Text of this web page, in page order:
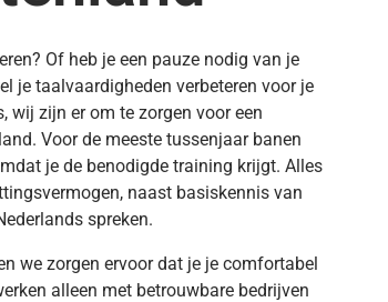
Of heb je een pauze nodig van je
je taalvaardigheden verbeteren voor je
wij zijn er om te zorgen voor een
Voor de meeste tussenjaar banen
je de benodigde training krijgt. Alles
naast basiskennis van
spreken.
we zorgen ervoor dat je je comfortabel
alleen met betrouwbare bedrijven